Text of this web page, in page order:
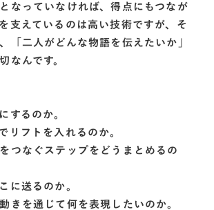
なっていなければ、得点にもつなが
支えているのは高い技術ですが、そ
「二人がどんな物語を伝えたいか」
なんです。
するのか。
リフトを入れるのか。
つなぐステップをどうまとめるの
に送るのか。
きを通じて何を表現したいのか。